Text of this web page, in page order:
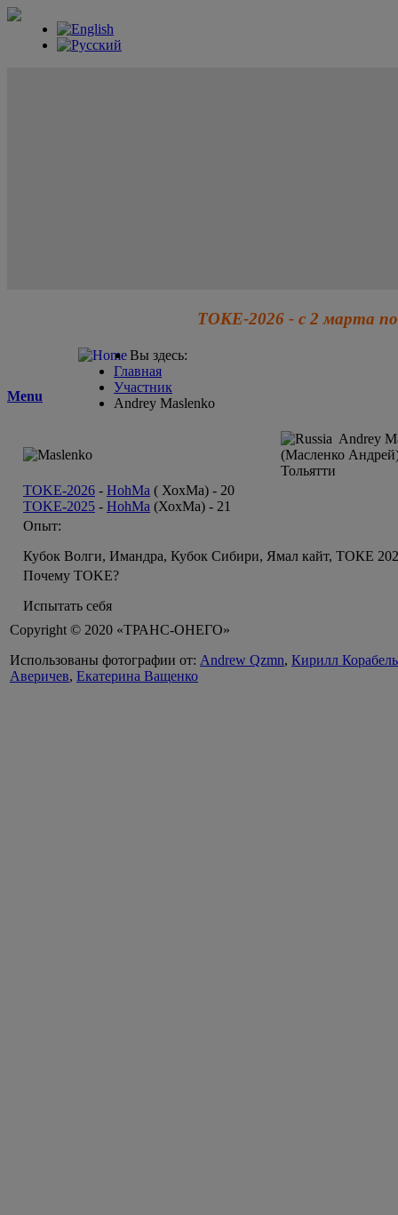
ТОКЕ-2026 - с 2 марта по
Menu
Вы здесь:
Главная
Участник
Andrey Maslenko
Andrey
(Масленко
Тольятти
TOKE-2026 - HohMa ( ХохМа) - 20
TOKE-2025 - HohMa (ХохМа) - 21
Опыт:
Кубок Волги, Имандра, Кубок Сибири, Ямал кайт, ТОКЕ
Почему TOKE?
Испытать себя
Copyright © 2020 «ТРАНС-ОНЕГО»
Использованы фотографии от: Andrew Qzmn, Кирилл
Аверичев, Екатерина Ващенко